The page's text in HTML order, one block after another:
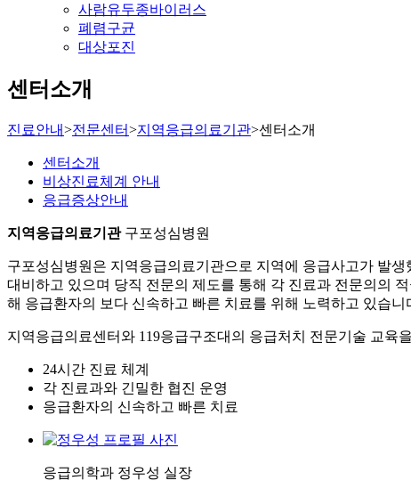
사람유두종바이러스
폐렴구균
대상포진
센터소개
진료안내>전문센터>지역응급의료기관>센터소개
센터소개
비상진료체계 안내
응급증상안내
지역응급의료기관구포성심병원
구포성심병원은 지역응급의료기관으로 지역에 응급사고가 발
대비하고 있으며 당직 전문의 제도를 통해 각 진료과 전문의의
해 응급환자의 보다 신속하고 빠른 치료를 위해 노력하고 있습니
지역응급의료센터와 119응급구조대의 응급처치 전문기술 교육
24시간 진료 체계
각 진료과와 긴밀한 협진 운영
응급환자의 신속하고 빠른 치료
응급의학과 정우성 실장